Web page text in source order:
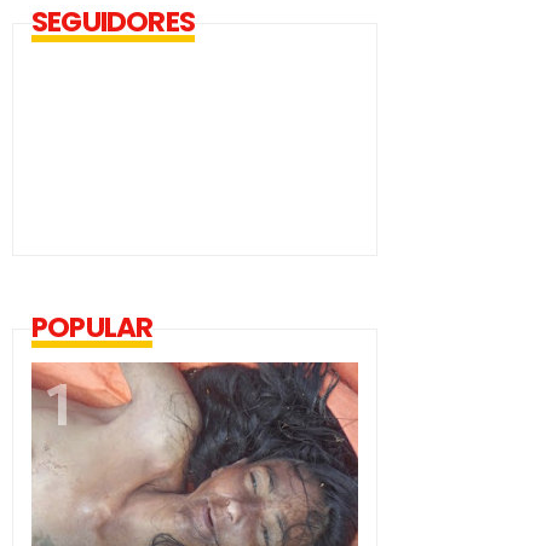
SEGUIDORES
POPULAR